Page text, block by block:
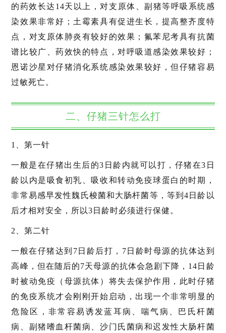
的药效长达14天以上，对支原体、副猪等呼吸系统感
染效果非常好；土霉素具有促进生长，提高整齐度特
点，对支原体肺炎有较好的效果；氟苯尼考具有抗菌
谱比较广、药效快的特点，对呼吸道感染效果较好；
恩诺沙星对仔猪消化系统感染效果较好，但仔猪容易
过敏死亡。
二、仔猪三针怎么打
1、第一针
一般是在仔猪出生后的3日龄内就可以打，仔猪在3日
龄以内是吸食初乳、吸收和转动免疫球蛋白的时期，
非常易感早发性魏氏梭菌和大肠杆菌等，等到4日龄以
后才相对安全，所以3日龄时必须进行保健。
2、第二针
一般在仔猪达到7日龄后打，7日龄时母源的抗体达到
高峰，但在随后的7天母源的抗体会急剧下降，14日龄
时被动免疫（母源抗体）将失去保护作用，此时仔猪
的免疫系统才会刚刚开始启动，出现一个非常明显的
危险区，非常容易诱发蓝耳病、喘气病、巴氏杆菌
病、副猪嗜血杆菌病、沙门氏菌病和迟发性大肠杆菌